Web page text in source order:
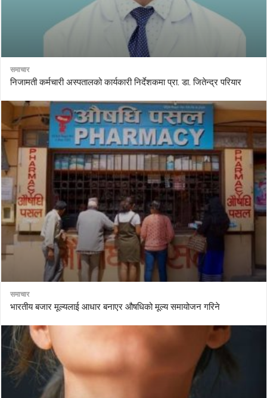
समाचार
निजामती कर्मचारी अस्पतालको कार्यकारी निर्देशकमा प्रा. डा. जितेन्द्र परियार
समाचार
भारतीय बजार मूल्यलाई आधार बनाएर औषधिको मूल्य समायोजन गरिने